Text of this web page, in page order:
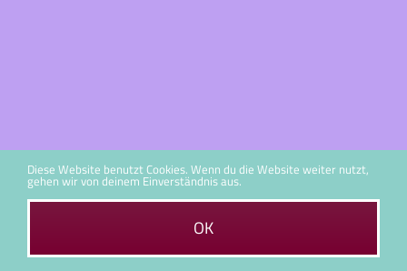
Diese Website benutzt Cookies. Wenn du die Website weiter nutzt,
gehen wir von deinem Einverständnis aus.
OK